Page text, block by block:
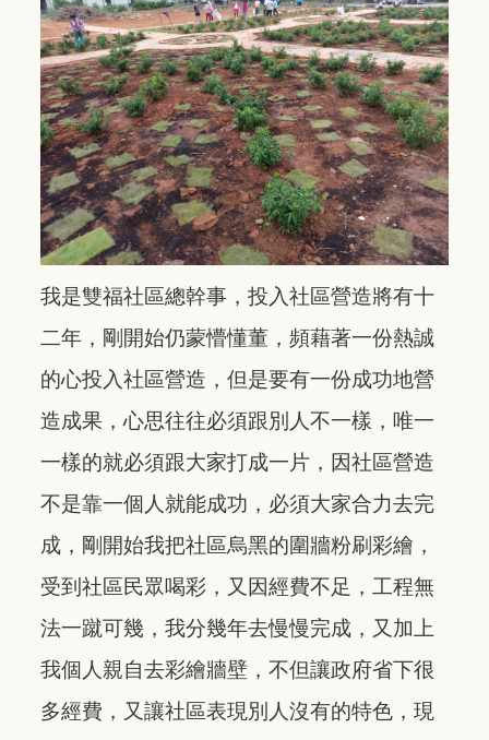
我是雙福社區總幹事，投入社區營造將有十
二年，剛開始仍蒙懵懂董，頻藉著一份熱誠
的心投入社區營造，但是要有一份成功地營
造成果，心思往往必須跟別人不一樣，唯一
一樣的就必須跟大家打成一片，因社區營造
不是靠一個人就能成功，必須大家合力去完
成，剛開始我把社區烏黑的圍牆粉刷彩繪，
受到社區民眾喝彩，又因經費不足，工程無
法一蹴可幾，我分幾年去慢慢完成，又加上
我個人親自去彩繪牆壁，不但讓政府省下很
多經費，又讓社區表現別人沒有的特色，現